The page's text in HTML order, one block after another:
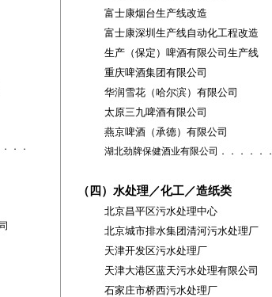
．．
富士康烟台生产线改造
富士康深圳生产线自动化工程改造
生产（保定）啤酒有限公司生产线
重庆啤酒集团有限公司
华润雪花（哈尔滨）有限公司
太原三九啤酒有限公司
燕京啤酒（承德）有限公司
湖北劲牌保健酒业有限公司 ．．．．．．
（四）水处理／化工／造纸类
北京昌平区污水处理中心
北京城市排水集团清河污水处理厂
天津开发区污水处理厂
天津大港区蓝天污水处理有限公司
石家庄市桥西污水处理厂